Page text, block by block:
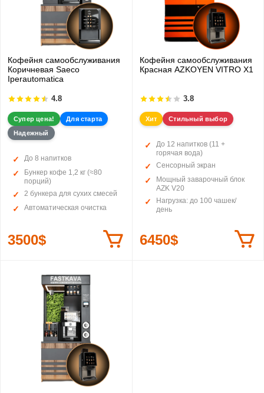
Кофейня самообслуживания
Коричневая Saeco
Iperautomatica
4.8
Супер цена!
Для старта
Надежный
До 8 напитков
Бункер кофе 1,2 кг (≈80
порций)
2 бункера для сухих смесей
Автоматическая очистка
3500$
Кофейня самообслуживания
Красная AZKOYEN VITRO X1
3.8
Хит Стильный выбор
До 12 напитков (11 +
горячая вода)
Сенсорный экран
Мощный заварочный блок
AZK V20
Нагрузка: до 100 чашек/
день
6450$